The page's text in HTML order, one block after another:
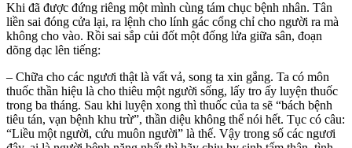
Khi đã được đứng riêng một mình cùng tám chục bệnh nhân. Tân
liền sai đóng cửa lại, ra lệnh cho lính gác cổng chỉ cho người ra mà
không cho vào. Rồi sai sắp củi đốt một đống lửa giữa sân, đoạn
dõng dạc lên tiếng:
– Chữa cho các ngươi thật là vất vả, song ta xin gắng. Ta có môn
thuốc thần hiệu là cho thiêu một người sống, lấy tro ấy luyện thuốc
trong ba tháng. Sau khi luyện xong thì thuốc của ta sẽ “bách bệnh
tiêu tán, vạn bệnh khu trừ”, thần diệu không thể nói hết. Tục có câu:
“Liều một người, cứu muôn người” là thế. Vậy trong số các ngươi